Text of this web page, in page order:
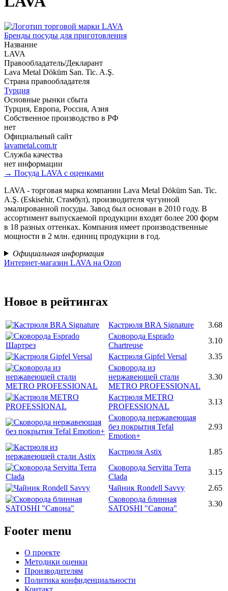
Бренды посуды для приготовления
Название
LAVA
Правообладатель/Декларант
Lava Metal Döküm San. Tic. A.Ş.
Страна правообладателя
Турция
Основные рынки сбыта
Турция, Европа, Россия, Азия
Собственное производство в РФ
нет
Официальный сайт
lavametal.com.tr
Служба качества
нет информации
→ Посуда LAVA с оценками
LAVA - торговая марка компании Lava Metal Döküm San. Tic.
A.Ş. (Eskisehir, Стамбул), производителя чугунной
эмалированной посуды. Завод был основан в 2010 году. В
ассортимент выпускаемой продукции входят более 200 форм
в 18 разных оттенках. Компания имеет производственные
мощности в 2 млн. единиц продукции в год.
Официальная информация
Интернет-магазин LAVA на Ozon
Новое в рейтингах
Кастрюля BRA Signature
3.68
Сковорода Esprado
Chartreuse
3.10
Кастрюля Gipfel Versal
3.35
Сковорода из
нержавеющей стали
METRO PROFESSIONAL
3.30
Кастрюля METRO
PROFESSIONAL
3.13
Сковорода нержавеющая
без покрытия Tefal
Emotion+
2.93
Кастрюля Astix
1.85
Сковорода Servitta Terra
Clada
3.15
Чайник Rondell Savvy
2.65
Сковорода блинная
SATOSHI "Савона"
3.30
Footer menu
О проекте
Методики оценки
Производителям
Политика конфиденциальности